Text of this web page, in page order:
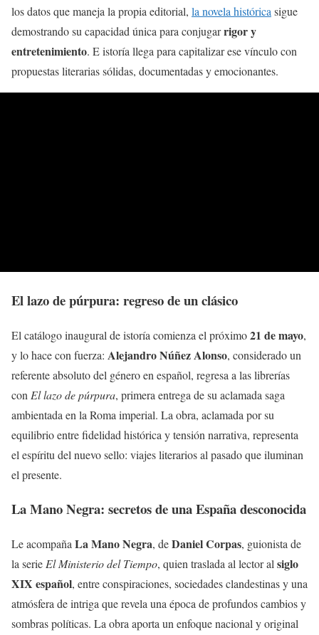
los datos que maneja la propia editorial, la novela histórica sigue
demostrando su capacidad única para conjugarrigor y
entretenimiento. E istoría llega para capitalizar ese vínculo con
propuestas literarias sólidas, documentadas y emocionantes.
El lazo de púrpura: regreso de un clásico
El catálogo inaugural de istoría comienza el próximo21 de mayo,
y lo hace con fuerza: Alejandro Núñez Alonso, considerado un
referente absoluto del género en español, regresa a las librerías
con El lazo de púrpura, primera entrega de su aclamada saga
ambientada en la Roma imperial. La obra, aclamada por su
equilibrio entre fidelidad histórica y tensión narrativa, representa
el espíritu del nuevo sello: viajes literarios al pasado que iluminan
el presente.
La Mano Negra: secretos de una España desconocida
Le acompaña La Mano Negra, deDaniel Corpas, guionista de
la serie El Ministerio del Tiempo, quien traslada al lector al siglo
XIX español, entre conspiraciones, sociedades clandestinas y una
atmósfera de intriga que revela una época de profundos cambios y
sombras políticas. La obra aporta un enfoque nacional y original